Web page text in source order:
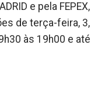
e pela FEPEX,
de terça-feira, 3,
às 19h00 e até